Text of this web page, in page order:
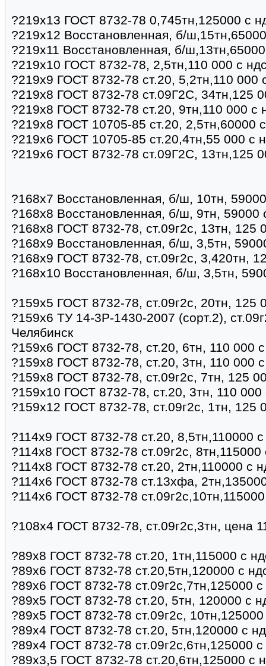
?219х13 ГОСТ 8732-78 0,745тн,125000 с
?219х12 Восстановленная, б/
?219х11 Восстановленная, б/
?219х10 ГОСТ 8732-78, 2,5тн,110 000 с
?219х9 ГОСТ 8732-78 ст.20, 5,2тн,110 000
?219х8 ГОСТ 8732-78 ст.09Г2С, 34тн,125
?219х8 ГОСТ 8732-78 ст.20, 9тн,110 000 с
?219х8 ГОСТ 10705-85 ст.20, 2,5тн,60000
?219х6 ГОСТ 10705-85 ст.20,4тн,55 000 с
?219х6 ГОСТ 8732-78 ст.09Г2С, 13тн,125
?168х7 Восстановленная, б/ш, 10тн,
?168х8 Восстановленная, б/ш, 9тн, 59000
?168х8 ГОСТ 8732-78, ст.09г2с, 13тн, 125
?168х9 Восстановленная, б/ш, 3,5тн,
?168х9 ГОСТ 8732-78, ст.09г2с, 3,420тн,
?168х10 Восстановленная, б/ш, 3,5тн,
?159х5 ГОСТ 8732-78, ст.09г2с, 20тн, 125
?159х6 ТУ 14-3Р-1430-2007 (сорт.2),
Челябинск
?159х6 ГОСТ 8732-78, ст.20, 6тн, 110 000
?159х8 ГОСТ 8732-78, ст.20, 3тн, 110 000
?159х8 ГОСТ 8732-78, ст.09г2с, 7тн, 125
?159х10 ГОСТ 8732-78, ст.20, 3тн, 110
?159х12 ГОСТ 8732-78, ст.09г2с, 1тн, 125
?114х9 ГОСТ 8732-78 ст.20, 8,5тн,110000
?114х8 ГОСТ 8732-78 ст.09г2с, 8тн,115000
?114х8 ГОСТ 8732-78 ст.20, 2тн,110000 с
?114х6 ГОСТ 8732-78 ст.13хфа,
?114х6 ГОСТ 8732-78
?108х4 ГОСТ 8732-78, ст.09г2с,3тн, цена
?89х8 ГОСТ 8732-78 ст.20, 1тн,115000 с
?89х6 ГОСТ 8732-78 ст.20,5тн,120000 с
?89х6 ГОСТ 8732-78 ст.09г2с,7тн,125000
?89х5 ГОСТ 8732-78 ст.20, 5тн, 120000 с
?89х5 ГОСТ 8732-78 ст.09г2с,
?89х4 ГОСТ 8732-78 ст.20, 5тн,120000 с
?89х4 ГОСТ 8732-78 ст.09г2с,6тн,125000
?89х3,5 ГОСТ 8732-78 ст.20,6тн,125000 с